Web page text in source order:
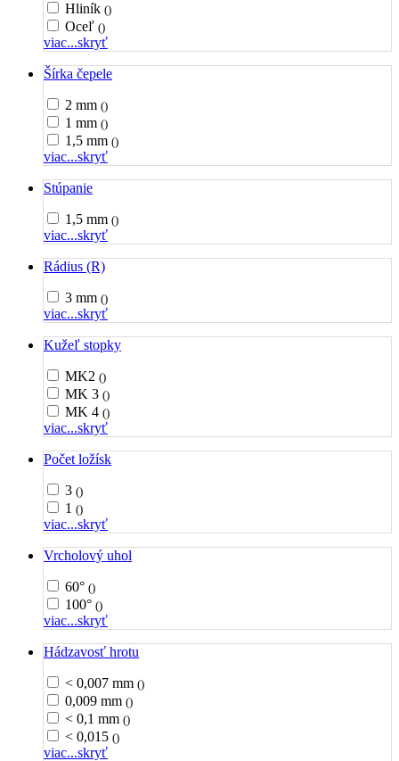
Hliník ()
Oceľ ()
viac...skryť
Šírka čepele
2 mm ()
1 mm ()
1,5 mm ()
viac...skryť
Stúpanie
1,5 mm ()
viac...skryť
Rádius (R)
3 mm ()
viac...skryť
Kužeľ stopky
MK2 ()
MK 3 ()
MK 4 ()
viac...skryť
Počet ložísk
3 ()
1 ()
viac...skryť
Vrcholový uhol
60° ()
100° ()
viac...skryť
Hádzavosť hrotu
< 0,007 mm ()
0,009 mm ()
< 0,1 mm ()
< 0,015 ()
viac...skryť